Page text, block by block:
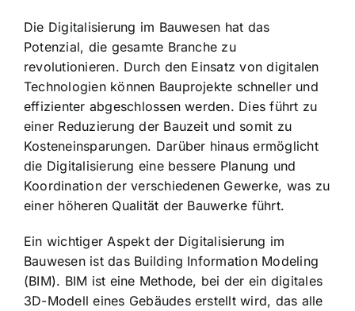
Die Digitalisierung im Bauwesen hat das
Potenzial, die gesamte Branche zu
revolutionieren. Durch den Einsatz von digitalen
Technologien können Bauprojekte schneller und
effizienter abgeschlossen werden. Dies führt zu
einer Reduzierung der Bauzeit und somit zu
Kosteneinsparungen. Darüber hinaus ermöglicht
die Digitalisierung eine bessere Planung und
Koordination der verschiedenen Gewerke, was zu
einer höheren Qualität der Bauwerke führt.
Ein wichtiger Aspekt der Digitalisierung im
Bauwesen ist das Building Information Modeling
(BIM). BIM ist eine Methode, bei der ein digitales
3D-Modell eines Gebäudes erstellt wird, das alle